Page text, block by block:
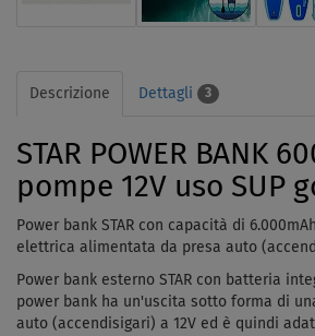
Descrizione Dettagli 3
STAR POWER BANK
pompe 12V uso SUP
Power bank STAR con capacità di
elettrica alimentata da presa auto
Power bank esterno STAR con batteria
power bank ha un'uscita sotto forma di
auto (accendisigari) a 12V ed è quindi